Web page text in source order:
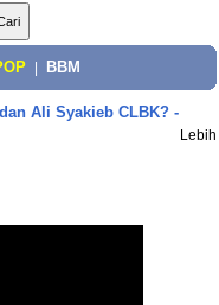
BBM
Ali Syakieb CLBK? -
Lebih